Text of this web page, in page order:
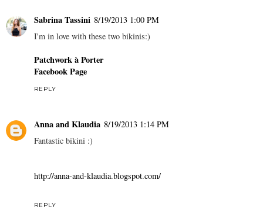
Sabrina Tassini 8/19/2013 1:00 PM
I'm in love with these two bikinis:)
Patchwork à Porter
Facebook Page
REPLY
Anna and Klaudia 8/19/2013 1:14 PM
Fantastic bikini :)
http://anna-and-klaudia.blogspot.com/
REPLY